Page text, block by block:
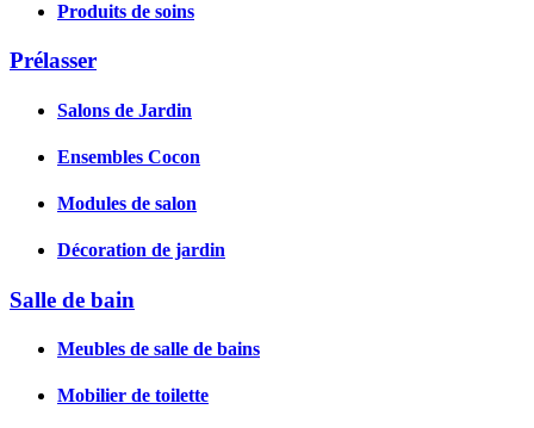
Produits de soins
Prélasser
Salons de Jardin
Ensembles Cocon
Modules de salon
Décoration de jardin
Salle de bain
Meubles de salle de bains
Mobilier de toilette